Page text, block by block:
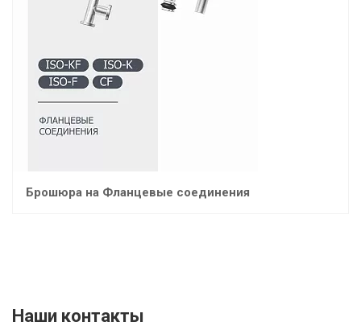
Брошюра на Фланцевые соединения
Наши контакты